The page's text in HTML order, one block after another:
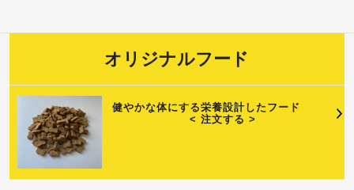
オリジナルフード
健やかな体にする栄養設計したフード
< 注文する >